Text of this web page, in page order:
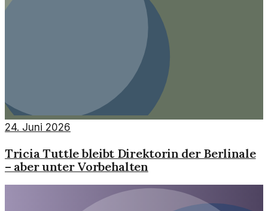
24. Juni 2026
Tricia Tuttle bleibt Direktorin der Berlinale
– aber unter Vorbehalten